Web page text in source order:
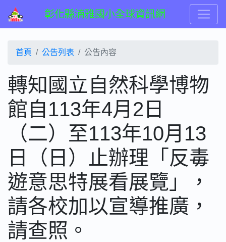
彰化縣湳雅國小全球資訊網
首頁 公告列表 公告內容
轉知國立自然科學博物
館自113年4月2日
（二）至113年10月13
日（日）止辦理「反毒
遊意思特展看展覽」，
請各校加以宣導推廣，
請查照。